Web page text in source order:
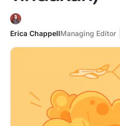
Erica ChappellManaging Editor